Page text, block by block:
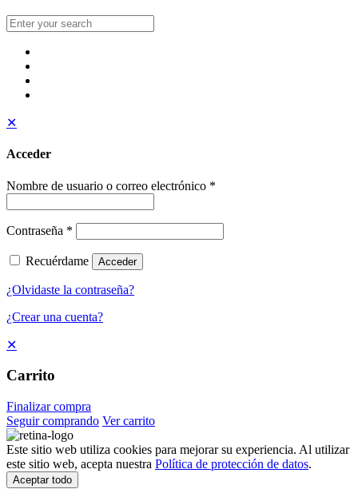
✕
Acceder
Nombre de usuario o correo electrónico *
Contraseña *
Recuérdame Acceder
¿Olvidaste la contraseña?
¿Crear una cuenta?
✕
Carrito
Finalizar compra
Seguir comprando Ver carrito
Este sitio web utiliza cookies para mejorar su experiencia. Al utilizar
este sitio web, acepta nuestra Política de protección de datos.
Aceptar todo